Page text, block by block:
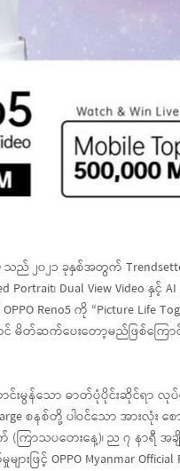
၂၀၂၁ ခုနှစ်အတွက်
၊ Dual View Video နှင့်
Reno5 ကို “Picture Life
မိတ်ဆက်ပေးတော့မည်ဖြစ်ကြေ
သော ဓာတ်ပုံပိုင်းဆိုင်ရာ လုပ်ဆော
စနစ်တို့ ပါဝင်သော အားလုံး
ာသပတေးနေ့)၊ ည ၇ နာရီ အချိ
းဖြင့် OPPO Myanmar